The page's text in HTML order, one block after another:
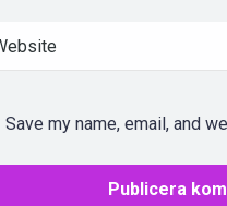
Save my name, email, and